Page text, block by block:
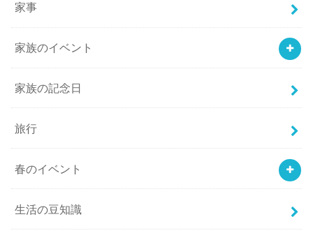
家事
家族のイベント
家族の記念日
旅行
春のイベント
生活の豆知識